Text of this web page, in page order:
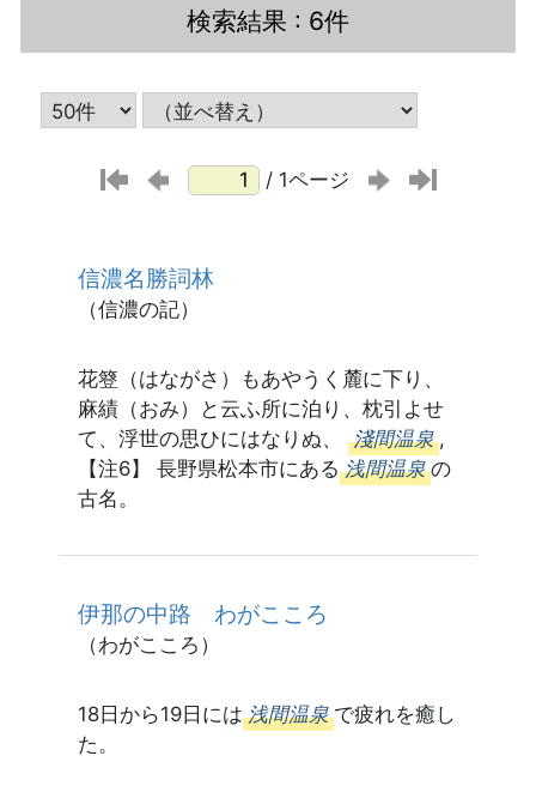
検索結果 : 6件
/ 1ページ
信濃名勝詞林
（信濃の記）
花簦（はながさ）もあやうく麓に下り、
麻績（おみ）と云ふ所に泊り、枕引よせ
て、浮世の思ひにはなりぬ、 淺間温泉 ,
【注6】 長野県松本市にある 浅間温泉 の
古名。
伊那の中路 わがこころ
（わがこころ）
18日から19日には 浅間温泉 で疲れを癒し
た。